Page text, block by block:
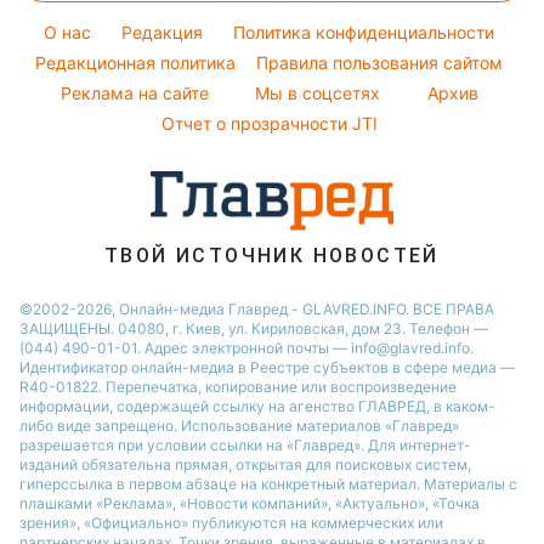
Ани Лорак
Кейт Миддлтон
Алла Пугачева
Погода на сегодня
Погода на завтра
Пылевая буря
O нас Редакция
Политика конфиденциальности
Редакционная политика
Правила пользования сайтом
Реклама на сайте
Мы в соцсетях
Архив
Отчет о прозрачности JTI
ТВОЙ ИСТОЧНИК НОВОСТЕЙ
©2002-2026, Онлайн-медиа Главред - GLAVRED.INFO. ВСЕ ПРАВА
ЗАЩИЩЕНЫ. 04080, г. Киев, ул. Кириловская, дом 23. Телефон —
(044) 490-01-01. Адрес электронной почты — info@glavred.info.
Идентификатор онлайн-медиа в Реестре cубъектов в сфере медиа —
R40-01822. Перепечатка, копирование или воспроизведение
информации, содержащей ссылку на агенство ГЛАВРЕД, в каком-
либо виде запрещено. Использование материалов «Главред»
разрешается при условии ссылки на «Главред». Для интернет-
изданий обязательна прямая, открытая для поисковых систем,
гиперссылка в первом абзаце на конкретный материал. Материалы с
плашками «Реклама», «Новости компаний», «Актуально», «Точка
зрения», «Официально» публикуются на коммерческих или